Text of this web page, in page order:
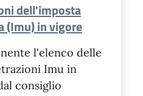
dell'imposta
(Imu) in vigore
l'elenco delle
Imu in
consiglio